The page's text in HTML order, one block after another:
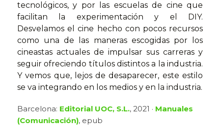
tecnológicos, y por las escuelas de cine que
facilitan la experimentación y el DIY.
Desvelamos el cine hecho con pocos recursos
como una de las maneras escogidas por los
cineastas actuales de impulsar sus carreras y
seguir ofreciendo títulos distintos a la industria.
Y vemos que, lejos de desaparecer, este estilo
se va integrando en los medios y en la industria.
Barcelona: Editorial UOC, S.L., 2021 · Manuales
(Comunicación), epub